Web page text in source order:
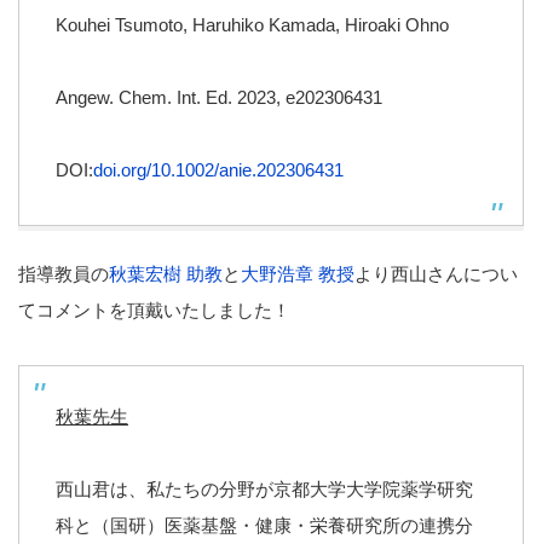
Kouhei Tsumoto, Haruhiko Kamada, Hiroaki Ohno
Angew. Chem. Int. Ed. 2023, e202306431
DOI:doi.org/10.1002/anie.202306431
指導教員の秋葉宏樹 助教と 大野浩章 教授より西山さんについ
てコメントを頂戴いたしました！
秋葉先生
西山君は、私たちの分野が京都大学大学院薬学研究
科と（国研）医薬基盤・健康・栄養研究所の連携分